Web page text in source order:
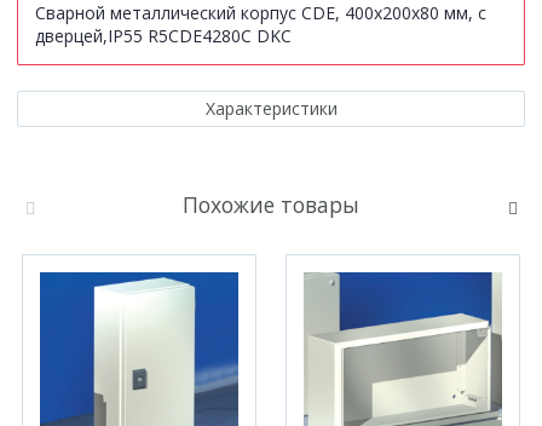
Сварной металлический корпус CDE, 400х200х80 мм, с
дверцей,IP55 R5CDE4280C DKC
Характеристики
Похожие товары